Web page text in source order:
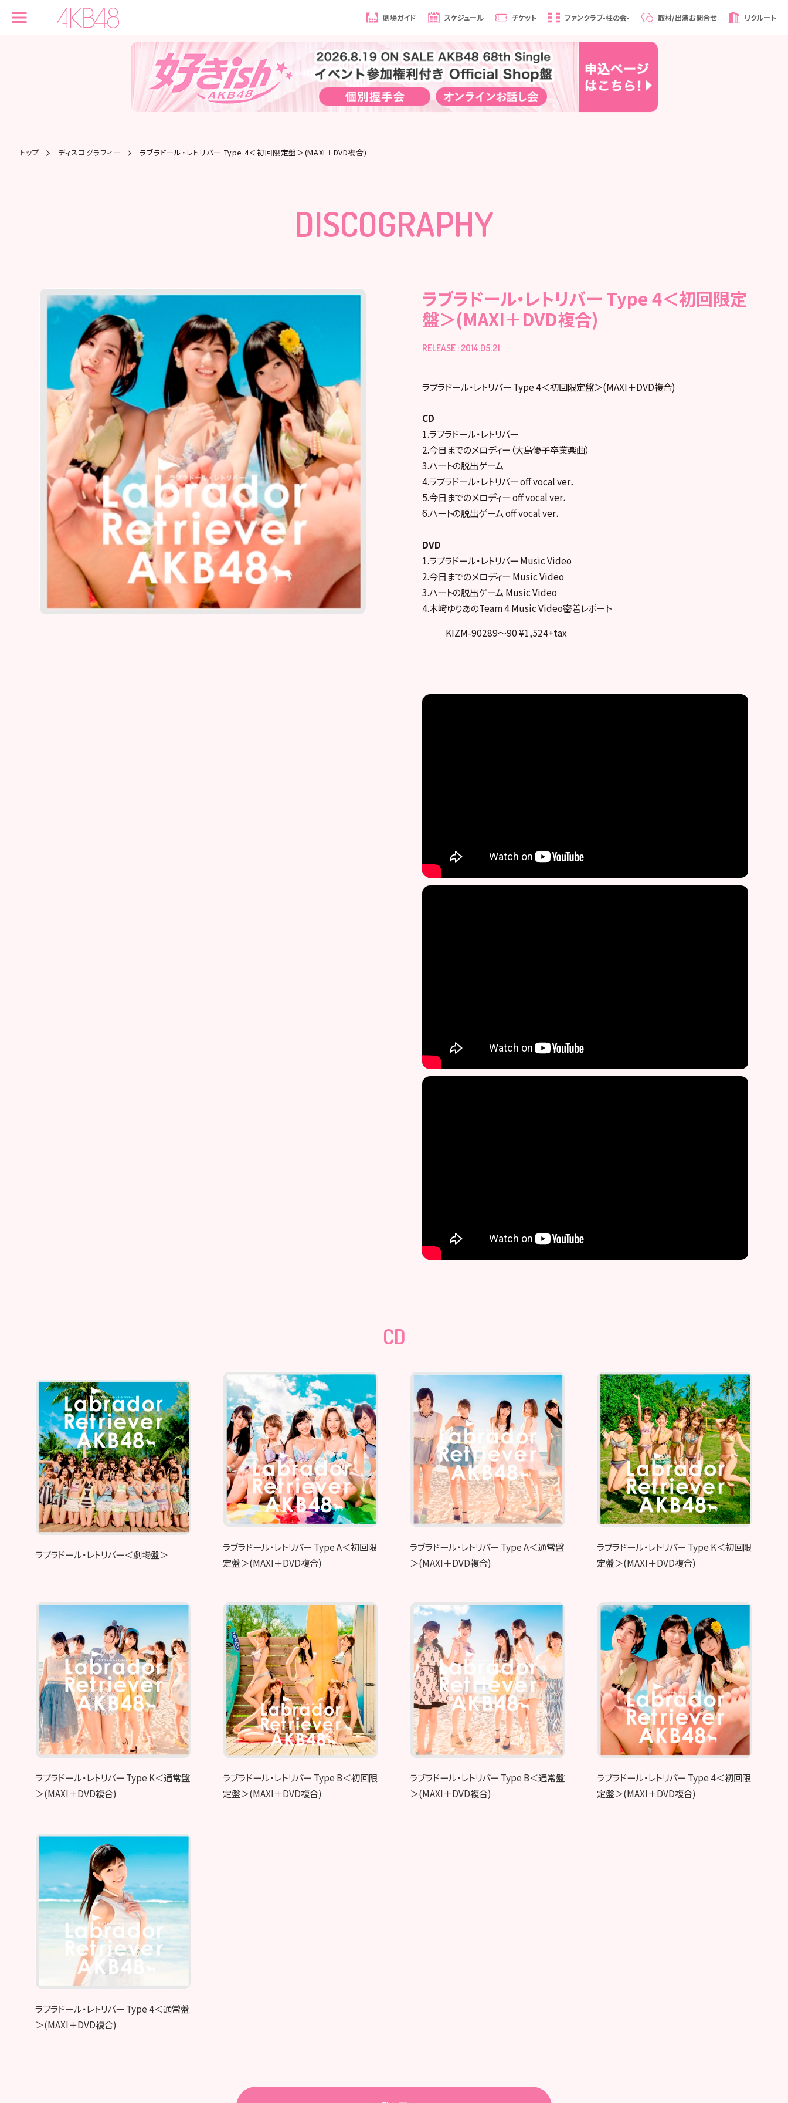
劇場ガイド スケジュール チケット ファンクラブ-柱の会- 取材/出演お問合せ リクルート
トップ ディスコグラフィー ラブラドール・レトリバー Type 4＜初回限定盤＞(MAXI＋DVD複合)
DISCOGRAPHY
ラブラドール・レトリバー Type 4＜初回限定
盤＞(MAXI＋DVD複合)
RELEASE : 2014.05.21
ラブラドール・レトリバー Type 4＜初回限定盤＞(MAXI＋DVD複合)
CD
1.ラブラドール・レトリバー
2.今日までのメロディー（大島優子卒業楽曲）
3.ハートの脱出ゲーム
4.ラブラドール・レトリバー off vocal ver．
5.今日までのメロディー off vocal ver．
6.ハートの脱出ゲーム off vocal ver．
DVD
1.ラブラドール・レトリバー Music Video
2.今日までのメロディー Music Video
3.ハートの脱出ゲーム Music Video
4.木﨑ゆりあのTeam 4 Music Video密着レポート
KIZM-90289～90 ¥1,524+tax
CD
ラブラドール・レトリバー＜劇場盤＞
ラブラドール・レトリバー Type A＜初回限
定盤＞(MAXI＋DVD複合)
ラブラドール・レトリバー Type A＜通常盤
＞(MAXI＋DVD複合)
ラブラドール・レトリバー Type K＜初回限
定盤＞(MAXI＋DVD複合)
ラブラドール・レトリバー Type K＜通常盤
＞(MAXI＋DVD複合)
ラブラドール・レトリバー Type B＜初回限
定盤＞(MAXI＋DVD複合)
ラブラドール・レトリバー Type B＜通常盤
＞(MAXI＋DVD複合)
ラブラドール・レトリバー Type 4＜初回限
定盤＞(MAXI＋DVD複合)
ラブラドール・レトリバー Type 4＜通常盤
＞(MAXI＋DVD複合)